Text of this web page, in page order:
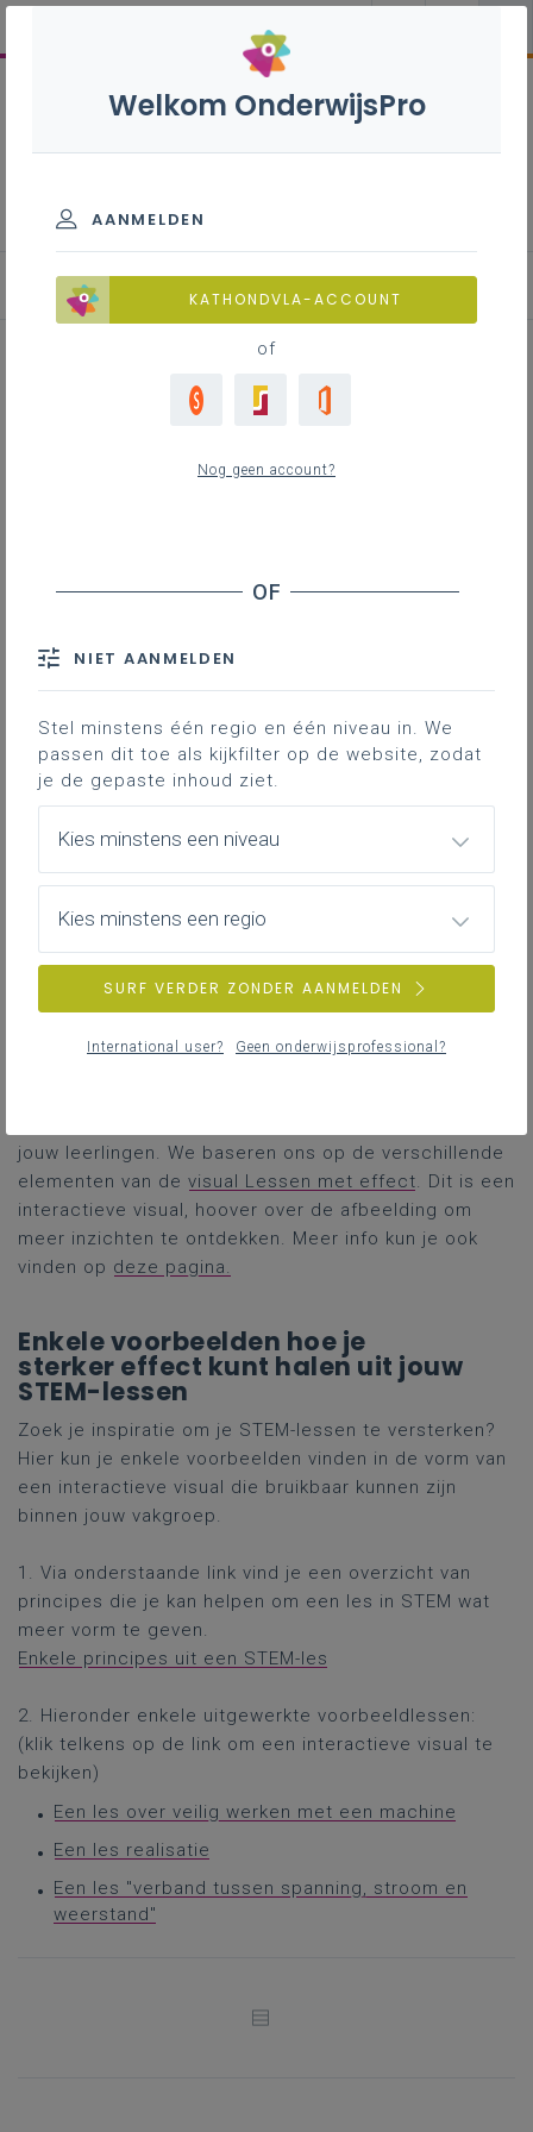
Effectieve didactiek, lessen met
Een interactieve visual Lessen met effect met
Enkele voorbeelden hoe je sterker effect kunt halen uit
jouw STEM-lessen
Verken op deze leerplanpagina hoe je in
jouw STEM-lessen meer effect
kunt generen bij de leerlingen.
Gekoppelde leerplannen
Een interactieve visual Lessen
met effect met
wetenschappelijke inzichten als
basis
jouw leerlingen. We baseren ons op de verschillende
elementen van de visual Lessen met effect. Dit is een
interactieve visual, hoover over de afbeelding om
meer inzichten te ontdekken. Meer info kun je ook
vinden op deze pagina.
Enkele voorbeelden hoe je
sterker effect kunt halen uit jouw
STEM-lessen
Zoek je inspiratie om je STEM-lessen te versterken?
Hier kun je enkele voorbeelden vinden in de vorm van
een interactieve visual die bruikbaar kunnen zijn
binnen jouw vakgroep.
1. Via onderstaande link vind je een overzicht van
principes die je kan helpen om een les in STEM wat
meer vorm te geven.
Enkele principes uit een STEM-les
2. Hieronder enkele uitgewerkte voorbeeldlessen:
(klik telkens op de link om een interactieve visual te
bekijken)
Een les over veilig werken met een machine
Een les realisatie
Een les "verband tussen spanning, stroom en
weerstand"
Welkom OnderwijsPro
AANMELDEN
KATHONDVLA-ACCOUNT
of
Nog geen account?
NIET AANMELDEN
Stel minstens één regio en één niveau in. We
passen dit toe als kijkfilter op de website, zodat
je de gepaste inhoud ziet.
Kies minstens een niveau
Kies minstens een regio
SURF VERDER ZONDER AANMELDEN
International user? Geen onderwijsprofessional?